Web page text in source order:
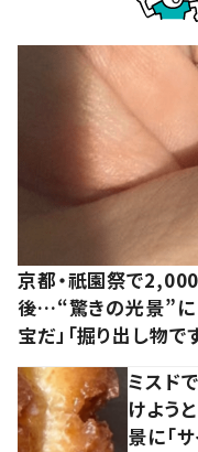
京都・祇園祭で
後…“驚きの光景”に
宝だ」「掘り出し物で
ミスド
けよう
景に「